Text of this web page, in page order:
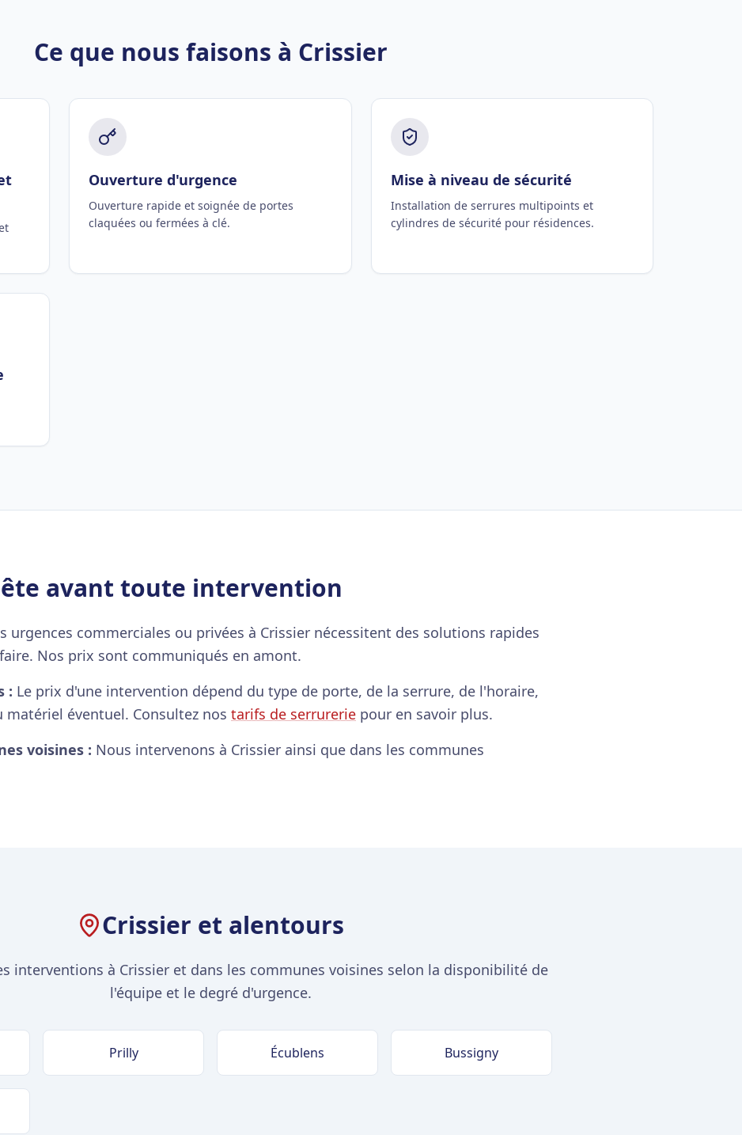
Ce que nous faisons à Crissier
Ouverture d'urgence
Ouverture rapide et soignée de portes
claquées ou fermées à clé.
Mise à niveau de sécurité
Installation de serrures multipoints et
cylindres de sécurité pour résidences.
avant toute intervention
urgences commerciales ou privées à Crissier nécessitent des solutions rapides
Nos prix sont communiqués en amont.
: Le prix d'une intervention dépend du type de porte, de la serrure, de l'horaire,
éventuel. Consultez nos tarifs de serrurerie pour en savoir plus.
voisines : Nous intervenons à Crissier ainsi que dans les communes
Crissier et alentours
interventions à Crissier et dans les communes voisines selon la disponibilité de
l'équipe et le degré d'urgence.
Prilly Écublens Bussigny